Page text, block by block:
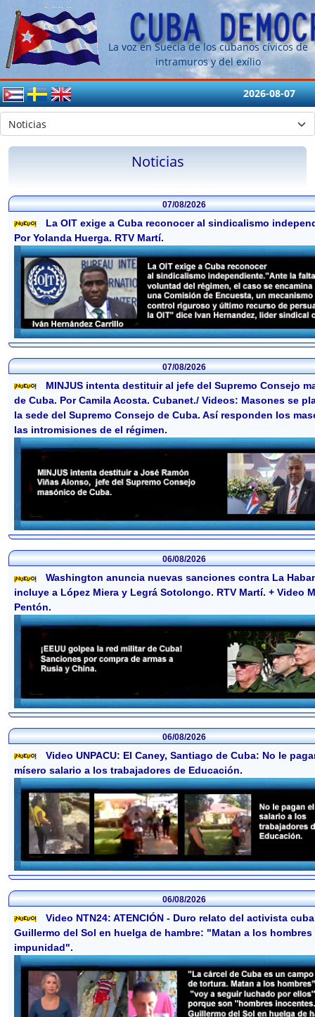
La voz en Suecia de los cubanos cívicos de
intramuros y del exílio
2026-08-07
Noticias
07/08/2026
La OIT exige a Cuba reconocer al sindicalismo
Por Yolanda Huerga. RTV Martí.
07/08/2026
MINJUS intenta destituir al jefe del Supremo Consejo
de Cuba. Por Camila Acosta. Cubanet./ Videos: Masones se
la sede del Supremo Consejo de Cuba. Así responden los
las intromisiones de el régimen.
06/08/2026
Washington anuncia nuevas sanciones contra La
incluye a López Miera y Legrá Sotolongo. RTV Martí. + Video
Pentón.
06/08/2026
Video UNPACU: El Caney, Santiago de Cuba: No le
mísero salario a los trabajadores de Educación.
06/08/2026
Video NTN24: ATENCIÓN - Duro relato del activista
Guillermo del Sol en huelga de hambre: "Matan a los hombres
impunidad".